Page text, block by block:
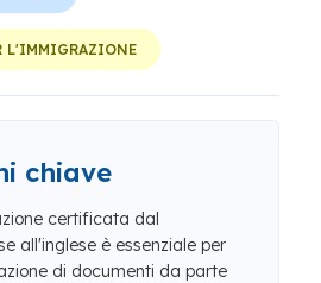
L'IMMIGRAZIONE
chiave
certificata dal
all'inglese è essenziale per
di documenti da parte